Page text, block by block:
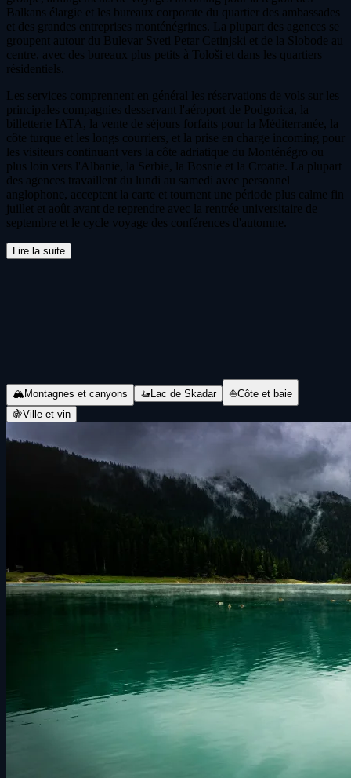
Balkans élargie et les bureaux corporate du quartier des ambassades
et des grandes entreprises monténégrines. La plupart des agences se
groupent autour du Bulevar Sveti Petar Cetinjski et de la Slobode au
centre, avec des bureaux plus petits à Tološi et dans les quartiers
résidentiels.
Les services comprennent en général les réservations de vols sur les
principales compagnies desservant l'aéroport de Podgorica, la
billetterie IATA, la vente de séjours forfaits pour la Méditerranée, la
côte turque et les longs courriers, et la prise en charge incoming pour
les visiteurs continuant vers la côte adriatique du Monténégro ou
plus loin vers l'Albanie, la Serbie, la Bosnie et la Croatie. La plupart
des agences travaillent du lundi au samedi avec personnel
anglophone, acceptent la carte et tournent une période plus calme fin
juillet et août avant de reprendre avec la rentrée universitaire de
septembre et le cycle voyage des conférences d'automne.
Lire la suite
🏔Montagnes et canyons 🚤Lac de Skadar ⛵Côte et baie
🍇Ville et vin